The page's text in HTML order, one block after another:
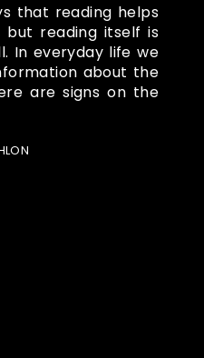
that reading helps
but reading itself is
In everyday life we
about the
are signs on the